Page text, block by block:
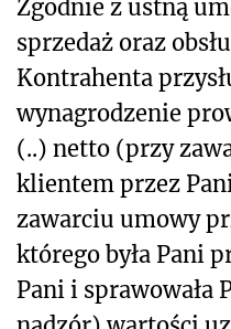
Zgodnie z ustną
sprzedaż oraz
Kontrahenta
wynagrodzenie
(..) netto (przy
klientem przez
zawarciu umowy
którego była Pani
Pani i sprawowała